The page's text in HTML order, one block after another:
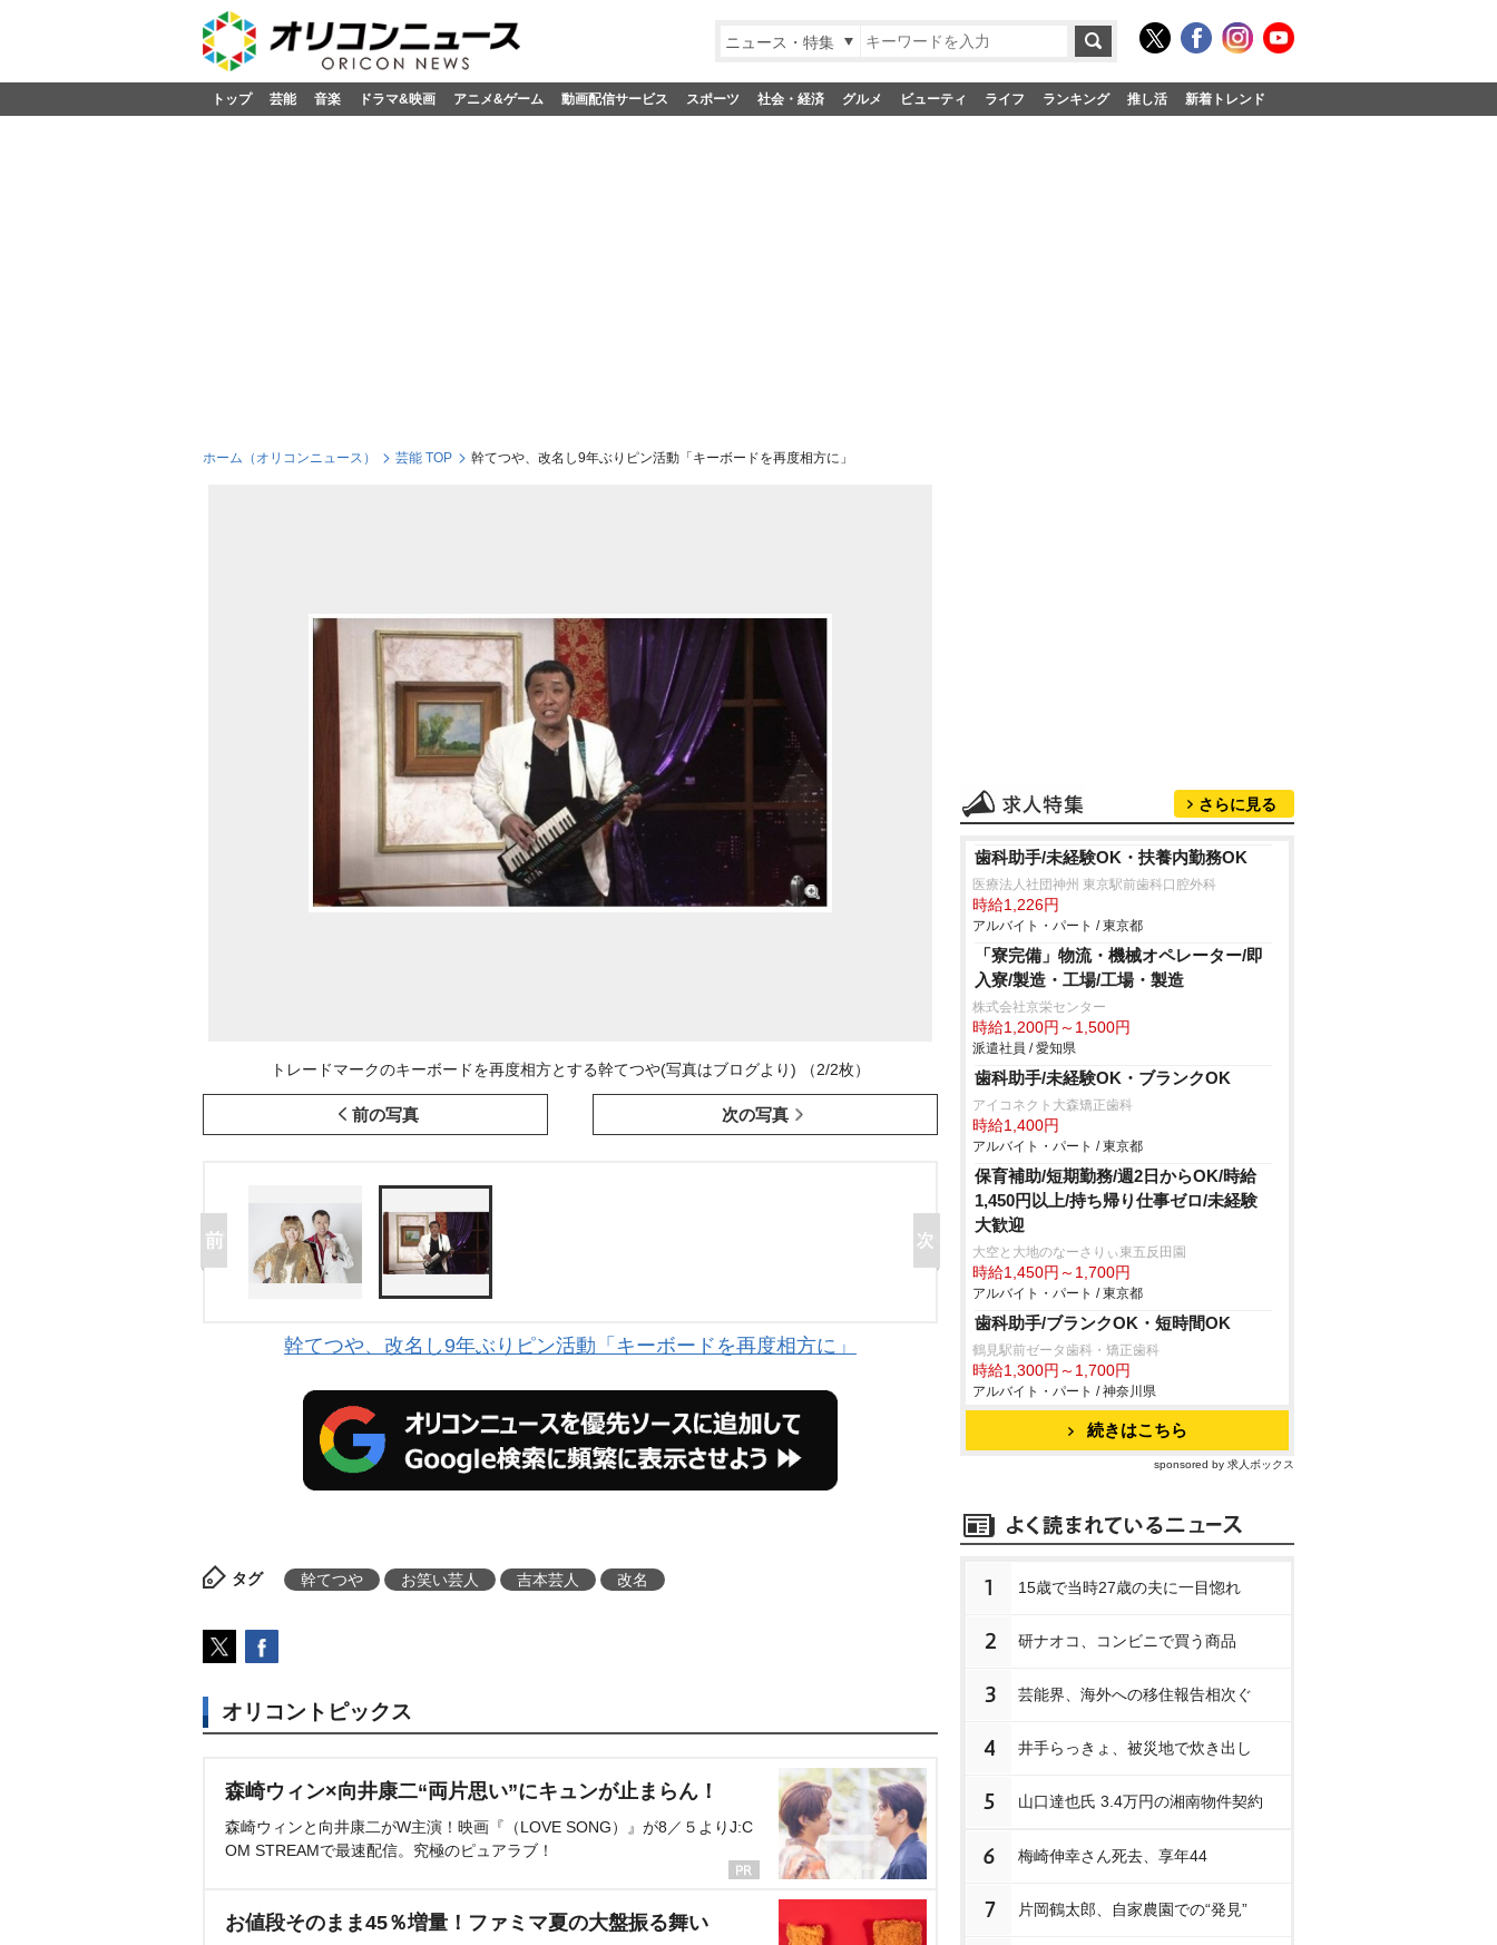
ニュース・特集
トップ 芸能 音楽 ドラマ&映画 アニメ&ゲーム 動画配信サービス スポーツ 社会・経済 グルメ ビューティ ライフ ランキング 推し活 新着トレンド
ホーム（オリコンニュース） 芸能 TOP 幹てつや、改名し9年ぶりピン活動「キーボードを再度相方に」
トレードマークのキーボードを再度相方とする幹てつや(写真はブログより) （2/2枚）
前の写真 次の写真
幹てつや、改名し9年ぶりピン活動「キーボードを再度相方に」
タグ 幹てつ お笑い芸人 吉本芸人 改名
オリコントピックス
森崎ウィン×向井康二“両片思い”にキュンが止まらん！
森崎ウィンと向井康二がW主演！映画『（LOVE SONG）』が8／５よりJ:C
OM STREAMで最速配信。究極のピュアラブ！
お値段そのまま45％増量！ファミマ夏の大盤振る舞い
さらに見る
歯科助手/未経験OK・扶養内勤務OK
医療法人社団神州 東京駅前歯科口腔外科
時給1,226円
アルバイト・パート / 東京都
「寮完備」物流・機械オペレーター/即
入寮/製造・工場/工場・製造
株式会社京栄センター
時給1,200円～1,500円
派遣社員 / 愛知県
歯科助手/未経験OK・ブランクOK
アイコネクト大森矯正歯科
時給1,400円
アルバイト・パート / 東京都
保育補助/短期勤務/週2日からOK/時給
1,450円以上/持ち帰り仕事ゼロ/未経験
大歓迎
大空と大地のなーさりぃ東五反田園
時給1,450円～1,700円
アルバイト・パート / 東京都
歯科助手/ブランクOK・短時間OK
鶴見駅前ゼータ歯科・矯正歯科
時給1,300円～1,700円
アルバイト・パート / 神奈川県
続きはこちら
sponsored by 求人ボックス
1 15歳で当時27歳の夫に一目惚れ
2 研ナオコ、コンビニで買う商品
3 芸能界、海外への移住報告相次ぐ
4 井手らっきょ、被災地で炊き出し
5 山口達也氏 3.4万円の湘南物件契約
6 梅崎伸幸さん死去、享年44
7 片岡鶴太郎、自家農園での“発見”